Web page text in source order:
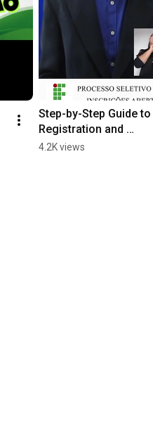
Step-by-Step Guide to
Registration and
Enrollment for IFS
4.2K views